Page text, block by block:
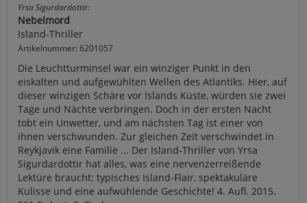
Yrsa Sigurdardottir:
Nebelmord
Island-Thriller
Artikelnummer: 6201057
Die Leuchtturminsel war ein winziger Punkt in den
eiskalten und aufgewühlten Wellen des Atlantiks. Hier, auf
dieser winzigen Schäre vor Islands Küste, würden sie zwei
Tage und Nächte verbringen. Doch in der ersten Nacht
tobt ein Unwetter, und am nächsten Tag ist einer von
ihnen verschwunden. Zur gleichen Zeit verschwindet in
Reykjavik eine Familie ... Der Island-Thriller von Yrsa
Sigurdardottir hat alles, was eine nervenzerreißende
Lektüre braucht: typisches Island-Flair, spektakuläre
Kulisse und eine aufwühlende Geschichte! 4. Aufl. 2015.